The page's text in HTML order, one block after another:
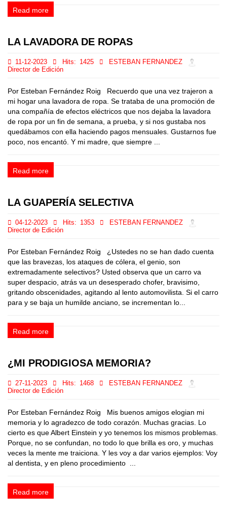
Read more
LA LAVADORA DE ROPAS
11-12-2023 Hits: 1425
ESTEBAN FERNANDEZ
Director de Edición
Por Esteban Fernández Roig Recuerdo que una vez trajeron a
mi hogar una lavadora de ropa. Se trataba de una promoción de
una compañía de efectos eléctricos que nos dejaba la lavadora
de ropa por un fin de semana, a prueba, y si nos gustaba nos
quedábamos con ella haciendo pagos mensuales. Gustarnos fue
poco, nos encantó. Y mi madre, que siempre ...
Read more
LA GUAPERÍA SELECTIVA
04-12-2023 Hits: 1353
ESTEBAN FERNANDEZ
Director de Edición
Por Esteban Fernández Roig ¿Ustedes no se han dado cuenta
que las bravezas, los ataques de cólera, el genio, son
extremadamente selectivos? Usted observa que un carro va
super despacio, atrás va un desesperado chofer, bravisimo,
gritando obscenidades, agitando al lento automovilista. Si el carro
para y se baja un humilde anciano, se incrementan lo...
Read more
¿MI PRODIGIOSA MEMORIA?
27-11-2023 Hits: 1468
ESTEBAN FERNANDEZ
Director de Edición
Por Esteban Fernández Roig Mis buenos amigos elogian mi
memoria y lo agradezco de todo corazón. Muchas gracias. Lo
cierto es que Albert Einstein y yo tenemos los mismos problemas.
Porque, no se confundan, no todo lo que brilla es oro, y muchas
veces la mente me traiciona. Y les voy a dar varios ejemplos: Voy
al dentista, y en pleno procedimiento ...
Read more